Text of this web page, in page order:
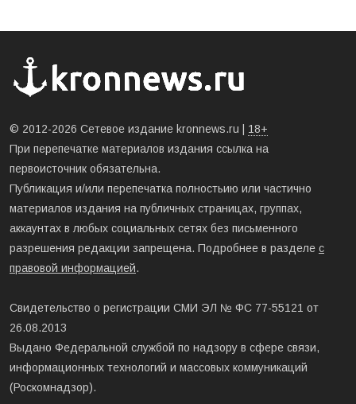
© 2012-2026 Сетевое издание kronnews.ru | 18+
При перепечатке материалов издания ссылка на
первоисточник обязательна.
Публикация и/или перепечатка полностьию или частично
материалов издания на публичных страницах, группах,
аккаунтах в любых социальных сетях без письменного
разрешения редакции запрещена. Подробнее в разделе с
правовой информацией.
Свидетельство о регистрации СМИ ЭЛ № ФС 77-55121 от
26.08.2013
Выдано Федеральной службой по надзору в сфере связи,
информационных технологий и массовых коммуникаций
(Роскомнадзор).